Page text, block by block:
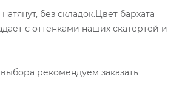
без складок.Цвет бархата
с оттенками наших скатертей и
рекомендуем заказать